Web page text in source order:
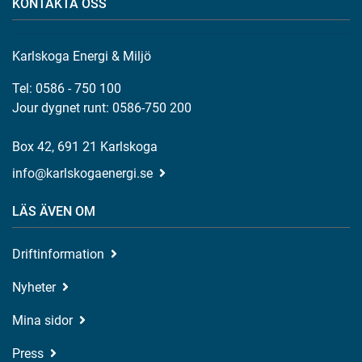
KONTAKTA OSS
Karlskoga Energi & Miljö
Tel: 0586 - 750 100
Jour dygnet runt: 0586-750 200
Box 42, 691 21 Karlskoga
info@karlskogaenergi.se
LÄS ÄVEN OM
Driftinformation
Nyheter
Mina sidor
Press